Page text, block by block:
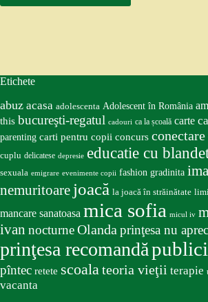
Etichete
abuz acasa adolescenta Adolescent în România
this bucureşti-regatul cadouri ca la școală carte
parenting carti pentru copii concurs conectare
cuplu delicatese depresie educatie cu
sexuala emigrare evenimente copii fashion gradinita
nemuritoare joacă la joacă în străinătate
mancare sanatoasa mica sofia micul iv
ivan nocturneOlanda prinţesa nu
prinţesa recomandă
pîntec retete scoalateoria vieţii terapie
vacanta